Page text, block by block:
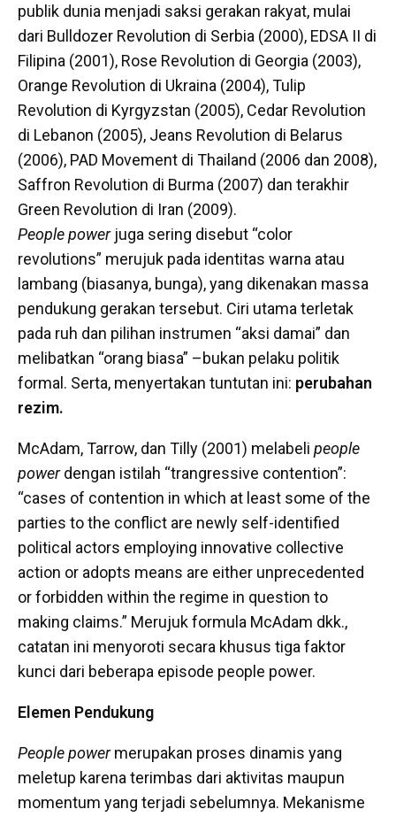
publik dunia menjadi saksi gerakan rakyat, mulai
dari Bulldozer Revolution di Serbia (2000), EDSA II di
Filipina (2001), Rose Revolution di Georgia (2003),
Orange Revolution di Ukraina (2004), Tulip
Revolution di Kyrgyzstan (2005), Cedar Revolution
di Lebanon (2005), Jeans Revolution di Belarus
(2006), PAD Movement di Thailand (2006 dan 2008),
Saffron Revolution di Burma (2007) dan terakhir
Green Revolution di Iran (2009).
People powerjuga sering disebut “color
revolutions” merujuk pada identitas warna atau
lambang (biasanya, bunga), yang dikenakan massa
pendukung gerakan tersebut. Ciri utama terletak
pada ruh dan pilihan instrumen “aksi damai” dan
melibatkan “orang biasa” –bukan pelaku politik
formal. Serta, menyertakan tuntutan ini: perubahan
rezim.
McAdam, Tarrow, dan Tilly (2001) melabeli people
powerdengan istilah “trangressive contention”:
“cases of contention in which at least some of the
parties to the conflict are newly self-identified
political actors employing innovative collective
action or adopts means are either unprecedented
or forbidden within the regime in question to
making claims.” Merujuk formula McAdam dkk.,
catatan ini menyoroti secara khusus tiga faktor
kunci dari beberapa episode people power.
Elemen Pendukung
People powermerupakan proses dinamis yang
meletup karena terimbas dari aktivitas maupun
momentum yang terjadi sebelumnya. Mekanisme